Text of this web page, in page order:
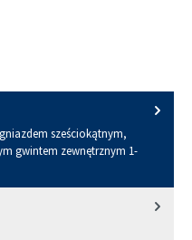
gniazdem sześciokątnym,
gwintem zewnętrznym 1-